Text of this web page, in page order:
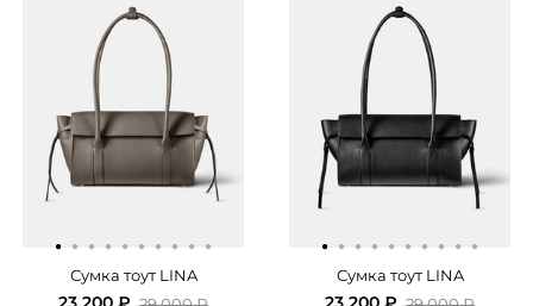
··········
Сумка тоут LINA
··········
Сумка тоут LINA